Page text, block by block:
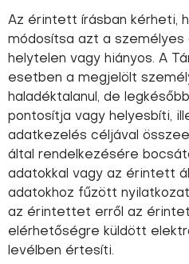
Az érintett írásban kérheti,
módosítsa azt a személyes
helytelen vagy hiányos. A
esetben a megjelölt
haladéktalanul, de
pontosítja vagy helyesbíti,
adatkezelés céljával
által rendelkezésére
adatokkal vagy az érintett
adatokhoz fűzött
az érintettet erről az
elérhetőségre küldött
levélben értesíti.